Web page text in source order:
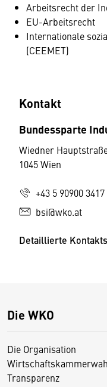
Arbeitsrecht der
EU-Arbeitsrecht
Internationale
(CEEMET)
Kontakt
Bundessparte
Wiedner
1045 Wien
+43 5 90900 3417
bsi@wko.at
Detaillierte
Die WKO
Die Organisation
Transparenz